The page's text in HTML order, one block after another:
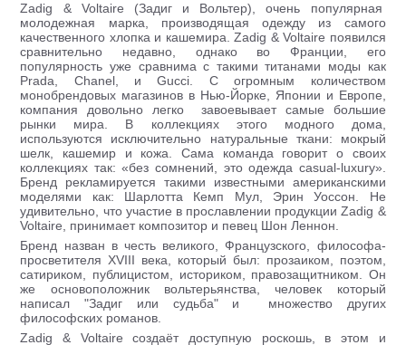
Zadig & Voltaire (Задиг и Вольтер), очень популярная
молодежная марка, производящая одежду из самого
качественного хлопка и кашемира. Zadig & Voltaire появился
сравнительно недавно, однако во Франции, его
популярность уже сравнима с такими титанами моды как
Prada, Chanel, и Gucci. С огромным количеством
монобрендовых магазинов в Нью-Йорке, Японии и Европе,
компания довольно легко завоевывает самые большие
рынки мира. В коллекциях этого модного дома,
используются исключительно натуральные ткани: мокрый
шелк, кашемир и кожа. Сама команда говорит о своих
коллекциях так: «без сомнений, это одежда casual-luxury».
Бренд рекламируется такими известными американскими
моделями как: Шарлотта Кемп Мул, Эрин Уоссон. Не
удивительно, что участие в прославлении продукции Zadig &
Voltaire, принимает композитор и певец Шон Леннон.
Бренд назван в честь великого, Французского, философа-
просветителя XVIII века, который был: прозаиком, поэтом,
сатириком, публицистом, историком, правозащитником. Он
же основоположник вольтерьянства, человек который
написал "Задиг или судьба" и множество других
философских романов.
Zadig & Voltaire создаёт доступную роскошь, в этом и